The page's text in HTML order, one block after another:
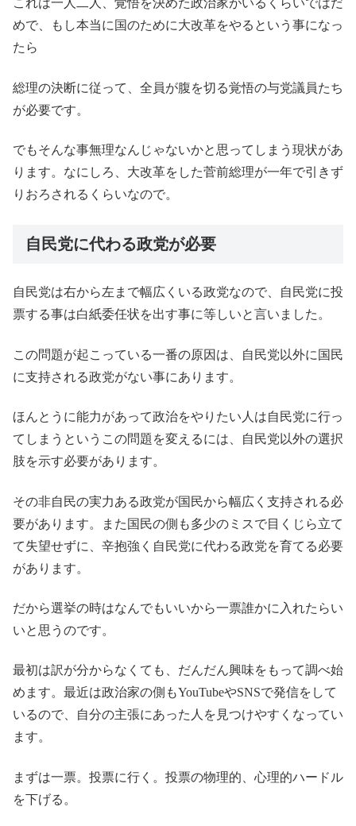
これは一人二人、覚悟を決めた政治家がいるくらいではだ
めで、もし本当に国のために大改革をやるという事になっ
たら
総理の決断に従って、全員が腹を切る覚悟の与党議員たち
が必要です。
でもそんな事無理なんじゃないかと思ってしまう現状があ
ります。なにしろ、大改革をした菅前総理が一年で引きず
りおろされるくらいなので。
自民党に代わる政党が必要
自民党は右から左まで幅広くいる政党なので、自民党に投
票する事は白紙委任状を出す事に等しいと言いました。
この問題が起こっている一番の原因は、自民党以外に国民
に支持される政党がない事にあります。
ほんとうに能力があって政治をやりたい人は自民党に行っ
てしまうというこの問題を変えるには、自民党以外の選択
肢を示す必要があります。
その非自民の実力ある政党が国民から幅広く支持される必
要があります。また国民の側も多少のミスで目くじら立て
て失望せずに、辛抱強く自民党に代わる政党を育てる必要
があります。
だから選挙の時はなんでもいいから一票誰かに入れたらい
いと思うのです。
最初は訳が分からなくても、だんだん興味をもって調べ始
めます。最近は政治家の側もYouTubeやSNSで発信をして
いるので、自分の主張にあった人を見つけやすくなってい
ます。
まずは一票。投票に行く。投票の物理的、心理的ハードル
を下げる。